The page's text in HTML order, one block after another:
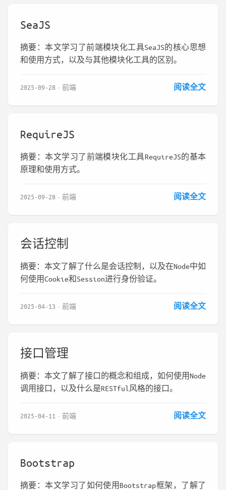
SeaJS
摘要：本文学习了前端模块化工具SeaJS的核心思想
和使用方式，以及与其他模块化工具的区别。
2025-09-28 前端 阅读全文
RequireJS
摘要：本文学习了前端模块化工具RequireJS的基本
原理和使用方式。
2025-09-28 前端 阅读全文
会话控制
摘要：本文了解了什么是会话控制，以及在Node中如
何使用Cookie和Session进行身份验证。
2025-04-13 前端 阅读全文
接口管理
摘要：本文了解了接口的概念和组成，如何使用Node
调用接口，以及什么是RESTful风格的接口。
2025-04-11 前端 阅读全文
Bootstrap
摘要：本文学习了如何使用Bootstrap框架，了解了